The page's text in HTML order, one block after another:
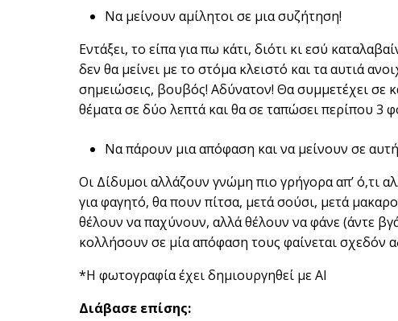
Να μείνουν αμίλητοι σε μια συζήτηση!
Εντάξει, το είπα για πω κάτι, διότι κι εσύ
δεν θα μείνει με το στόμα κλειστό και τα αυτιά
σημειώσεις, βουβός! Αδύνατον! Θα συμμετέχει σε
θέματα σε δύο λεπτά και θα σε ταπώσει περίπου 3
Να πάρουν μια απόφαση και να μείνουν σε
Οι Δίδυμοι αλλάζουν γνώμη πιο γρήγορα απ’ ό,τι
για φαγητό, θα πουν πίτσα, μετά σούσι, μετά
θέλουν να παχύνουν, αλλά θέλουν να φάνε (άντε
κολλήσουν σε μία απόφαση τους φαίνεται σχεδόν
*Η φωτογραφία έχει δημιουργηθεί με AI
Διάβασε επίσης: